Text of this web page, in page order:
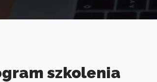
szkolenia